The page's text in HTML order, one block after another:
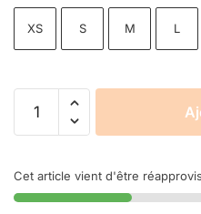
XS S M L
Cet article vient d'être